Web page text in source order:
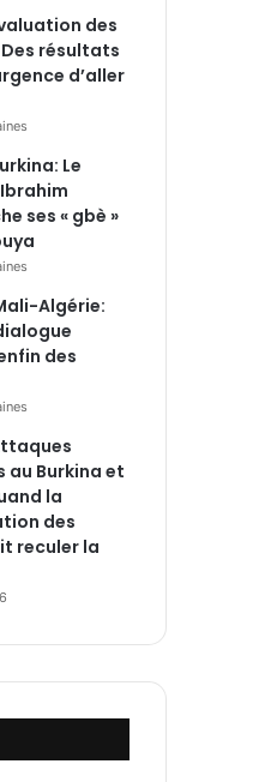
des
résultats
d’aller
Le
ses « gbè »
Algérie:
des
Burkina et
la
des
reculer la